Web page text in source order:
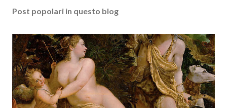
Post popolari in questo blog